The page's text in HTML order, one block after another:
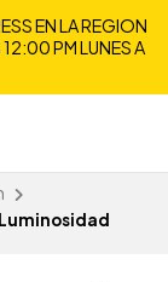
EN LA REGION
PM LUNES A